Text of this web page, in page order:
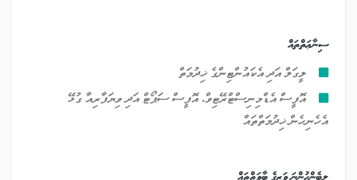
ސިނާޢަތްތައް
ލީގަލް އަދި އެކައުންޓިންގެ ޚިދުމަތް
އޮފީސް އެޑްމިނިސްޓްރޭޓިވް، އޮފީސް ސަޕޯޓް އަދި ވިޔަފާރިއާ ގުޅޭ
އެހެނިހެން ޚިދުމަތްތައް
ލިބެންހުންނަ ވަޒީގެ ބާވަތްތައް